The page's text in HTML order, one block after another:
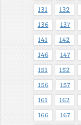
131 132
136 137
141 142
146 147
151 152
156 157
161 162
166 167